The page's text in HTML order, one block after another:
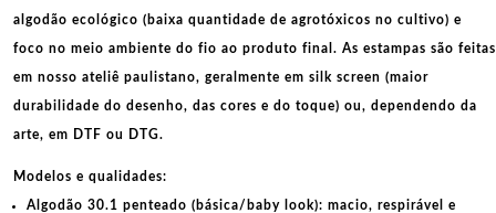
algodão ecológico (baixa quantidade de agrotóxicos no cultivo) e
foco no meio ambiente do fio ao produto final. As estampas são feitas
em nosso ateliê paulistano, geralmente em silk screen (maior
durabilidade do desenho, das cores e do toque) ou, dependendo da
arte, em DTF ou DTG.
Modelos e qualidades:
Algodão 30.1 penteado (básica/baby look): macio, respirável e